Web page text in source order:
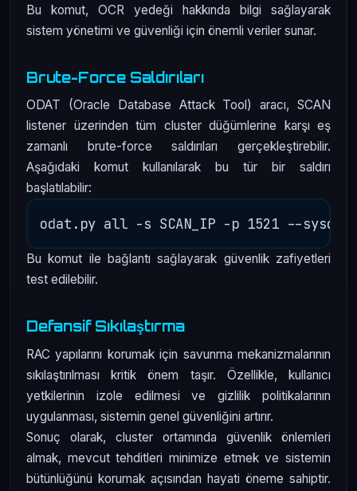
Bu komut, OCR yedeği hakkında bilgi sağlayarak
sistem yönetimi ve güvenliği için önemli veriler sunar.
Brute-Force Saldırıları
ODAT (Oracle Database Attack Tool) aracı, SCAN
listener üzerinden tüm cluster düğümlerine karşı eş
zamanlı brute-force saldırıları gerçekleştirebilir.
Aşağıdaki komut kullanılarak bu tür bir saldırı
başlatılabilir:
Bu komut ile bağlantı sağlayarak güvenlik zafiyetleri
test edilebilir.
Defansif Sıkılaştırma
RAC yapılarını korumak için savunma mekanizmalarının
sıkılaştırılması kritik önem taşır. Özellikle, kullanıcı
yetkilerinin izole edilmesi ve gizlilik politikalarının
uygulanması, sistemin genel güvenliğini artırır.
Sonuç olarak, cluster ortamında güvenlik önlemleri
almak, mevcut tehditleri minimize etmek ve sistemin
bütünlüğünü korumak açısından hayati öneme sahiptir.